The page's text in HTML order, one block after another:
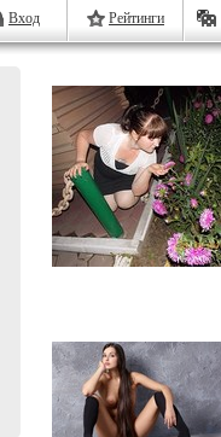
Вход Рейтинги